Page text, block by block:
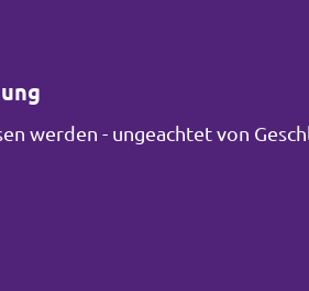
werden - ungeachtet von